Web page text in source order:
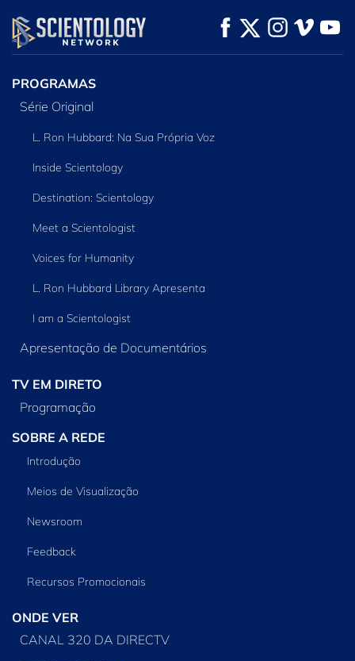
VEJA EXPLORE A SÉRIE
PROGRAMAS
Série Original
L. Ron Hubbard: Na Sua Própria Voz
Inside Scientology
Destination: Scientology
Meet a Scientologist
Voices for Humanity
L. Ron Hubbard Library Apresenta
I am a Scientologist
Apresentação de Documentários
TV EM DIRETO
Programação
SOBRE A REDE
Introdução
Meios de Visualização
Newsroom
Feedback
Recursos Promocionais
ONDE VER
CANAL 320 DA DIRECTV